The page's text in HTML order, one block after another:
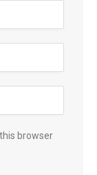
browser